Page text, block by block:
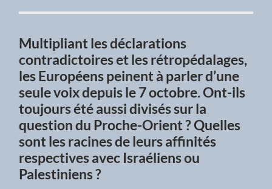
Multipliant les déclarations
contradictoires et les rétropédalages,
les Européens peinent à parler d’une
seule voix depuis le 7 octobre. Ont-ils
toujours été aussi divisés sur la
question du Proche-Orient ? Quelles
sont les racines de leurs affinités
respectives avec Israéliens ou
Palestiniens ?